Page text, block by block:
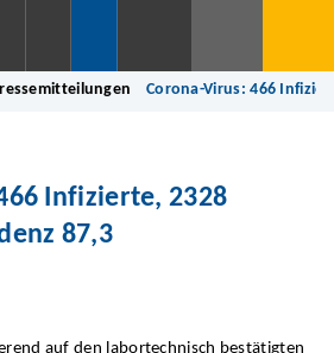
Corona-Virus: 466
Infizierte, 2328
87,3
auf den labortechnisch bestätigten